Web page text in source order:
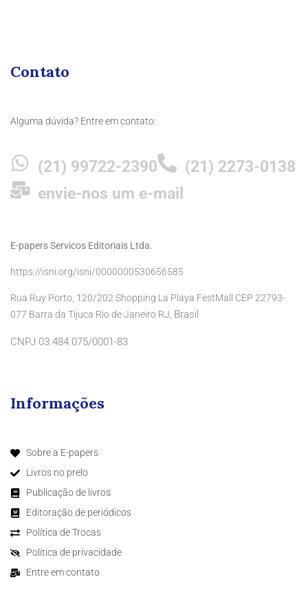
Contato
Alguma dúvida? Entre em contato:
(21) 99722-2390
(21) 2273-0138
envie-nos um e-mail
E-papers Servicos Editoriais Ltda.
https://isni.org/isni/0000000530656585
Rua Ruy Porto, 120/202 Shopping La Playa FestMall CEP 22793-
077 Barra da Tijuca Rio de Janeiro RJ, Brasil
CNPJ 03.484.075/0001-83
Informações
Sobre a E-papers
Livros no prelo
Publicação de livros
Editoração de periódicos
Política de Trocas
Política de privacidade
Entre em contato